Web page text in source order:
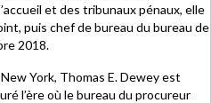
et des tribunaux pénaux, elle
puis chef de bureau du bureau de
2018.
York, Thomas E. Dewey est
l’ère où le bureau du procureur